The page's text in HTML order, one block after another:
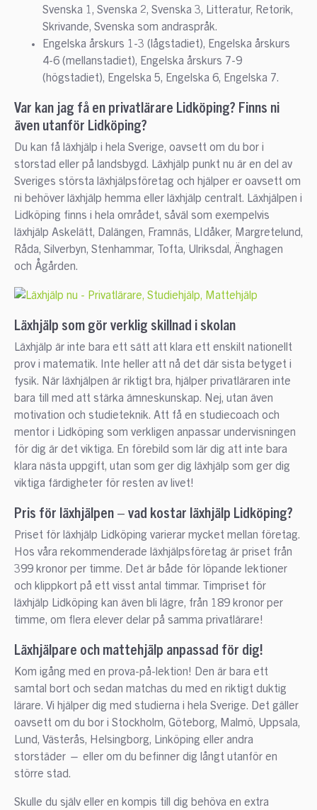
Svenska 1, Svenska 2, Svenska 3, Litteratur, Retorik,
Skrivande, Svenska som andraspråk.
Engelska årskurs 1-3 (lågstadiet), Engelska årskurs
4-6 (mellanstadiet), Engelska årskurs 7-9
(högstadiet), Engelska 5, Engelska 6, Engelska 7.
Var kan jag få en privatlärare Lidköping? Finns ni
även utanför Lidköping?
Du kan få läxhjälp i hela Sverige, oavsett om du bor i
storstad eller på landsbygd. Läxhjälp punkt nu är en del av
Sveriges största läxhjälpsföretag och hjälper er oavsett om
ni behöver läxhjälp hemma eller läxhjälp centralt. Läxhjälpen i
Lidköping finns i hela området, såväl som exempelvis
läxhjälp Askelätt, Dalängen, Framnäs, LIdåker, Margretelund,
Råda, Silverbyn, Stenhammar, Tofta, Ulriksdal, Änghagen
och Ågården.
Läxhjälp som gör verklig skillnad i skolan
Läxhjälp är inte bara ett sätt att klara ett enskilt nationellt
prov i matematik. Inte heller att nå det där sista betyget i
fysik. När läxhjälpen är riktigt bra, hjälper privatläraren inte
bara till med att stärka ämneskunskap. Nej, utan även
motivation och studieteknik. Att få en studiecoach och
mentor i Lidköping som verkligen anpassar undervisningen
för dig är det viktiga. En förebild som lär dig att inte bara
klara nästa uppgift, utan som ger dig läxhjälp som ger dig
viktiga färdigheter för resten av livet!
Pris för läxhjälpen – vad kostar läxhjälp Lidköping?
Priset för läxhjälp Lidköping varierar mycket mellan företag.
Hos våra rekommenderade läxhjälpsföretag är priset från
399 kronor per timme. Det är både för löpande lektioner
och klippkort på ett visst antal timmar. Timpriset för
läxhjälp Lidköping kan även bli lägre, från 189 kronor per
timme, om flera elever delar på samma privatlärare!
Läxhjälpare och mattehjälp anpassad för dig!
Kom igång med en prova-på-lektion! Den är bara ett
samtal bort och sedan matchas du med en riktigt duktig
lärare. Vi hjälper dig med studierna i hela Sverige. Det gäller
oavsett om du bor i Stockholm, Göteborg, Malmö, Uppsala,
Lund, Västerås, Helsingborg, Linköping eller andra
storstäder — eller om du befinner dig långt utanför en
större stad.
Skulle du själv eller en kompis till dig behöva en extra